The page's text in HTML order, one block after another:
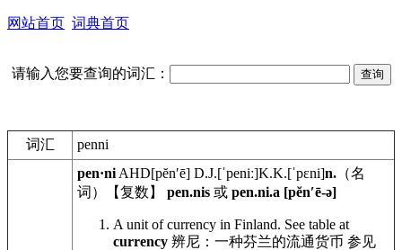
网站首页 词典首页
请输入您要查询的词汇：
词汇 penni
pen·ni AHD[pĕnʹē] D.J.[ˈpeniː]K.K.[ˈpɛni]n. （名
词）【复数】 pen.nis 或 pen.ni.a [pĕnʹē-ə]
A unit of currency in Finland. See table at
currency 辨尼：一种芬兰的流通货币 参见